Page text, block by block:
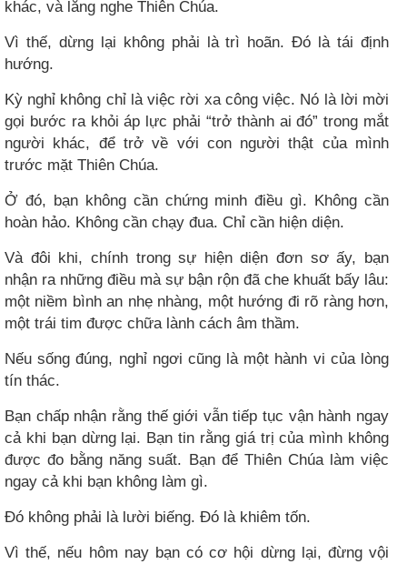
khác, và lắng nghe Thiên Chúa.
Vì thế, dừng lại không phải là trì hoãn. Đó là tái định
hướng.
Kỳ nghỉ không chỉ là việc rời xa công việc. Nó là lời mời
gọi bước ra khỏi áp lực phải “trở thành ai đó” trong mắt
người khác, để trở về với con người thật của mình
trước mặt Thiên Chúa.
Ở đó, bạn không cần chứng minh điều gì. Không cần
hoàn hảo. Không cần chạy đua. Chỉ cần hiện diện.
Và đôi khi, chính trong sự hiện diện đơn sơ ấy, bạn
nhận ra những điều mà sự bận rộn đã che khuất bấy lâu:
một niềm bình an nhẹ nhàng, một hướng đi rõ ràng hơn,
một trái tim được chữa lành cách âm thầm.
Nếu sống đúng, nghỉ ngơi cũng là một hành vi của lòng
tín thác.
Bạn chấp nhận rằng thế giới vẫn tiếp tục vận hành ngay
cả khi bạn dừng lại. Bạn tin rằng giá trị của mình không
được đo bằng năng suất. Bạn để Thiên Chúa làm việc
ngay cả khi bạn không làm gì.
Đó không phải là lười biếng. Đó là khiêm tốn.
Vì thế, nếu hôm nay bạn có cơ hội dừng lại, đừng vội